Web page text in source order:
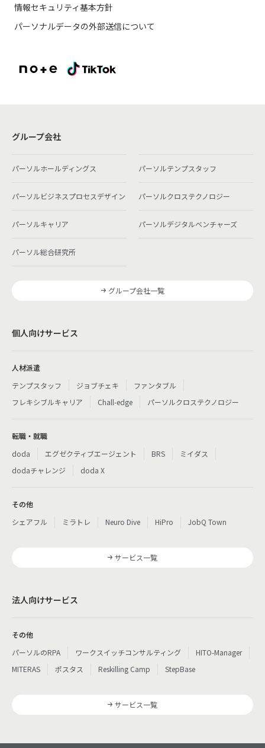
情報セキュリティ基本方針
パーソナルデータの外部送信について
グループ会社
パーソルホールディングス パーソルテンプスタッフ
パーソルビジネスプロセスデザイン パーソルクロステクノロジー
パーソルキャリア パーソルデジタルベンチャーズ
パーソル総合研究所
グループ会社一覧
個人向けサービス
人材派遣
テンプスタッフ
ジョブチェキ
ファンタブル
フレキシブルキャリア
Chall-edge パーソルクロステクノロジー
転職・就職
doda
エグゼクティブエージェント BRS
ミイダス
dodaチャレンジ
doda X
その他
シェアフル
ミラトレ Neuro Dive HiPro JobQ Town
サービス一覧
法人向けサービス
その他
パーソルのRPA
ワークスイッチコンサルティング
HITO-Manager
MITERAS
ポスタス Reskilling Camp StepBase
サービス一覧